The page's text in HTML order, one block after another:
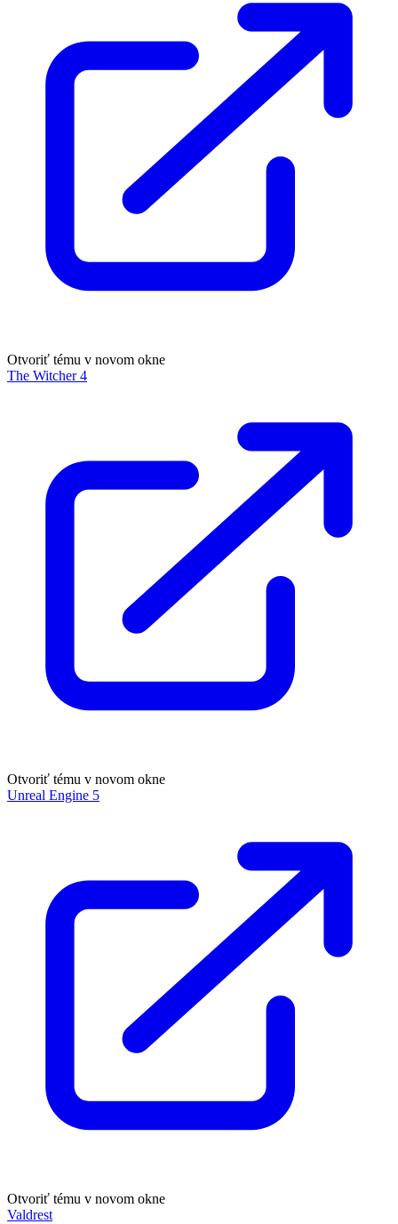
Otvoriť tému v novom okne
The Witcher 4
Otvoriť tému v novom okne
Unreal Engine 5
Otvoriť tému v novom okne
Valdrest